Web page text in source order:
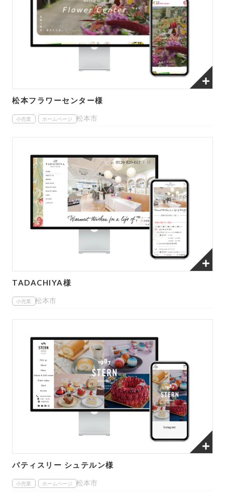
松本フラワーセンター様
小売業 ホームページ 松本市
TADACHIYA様
小売業 松本市
パティスリー シュテルン様
小売業 ホームページ 松本市